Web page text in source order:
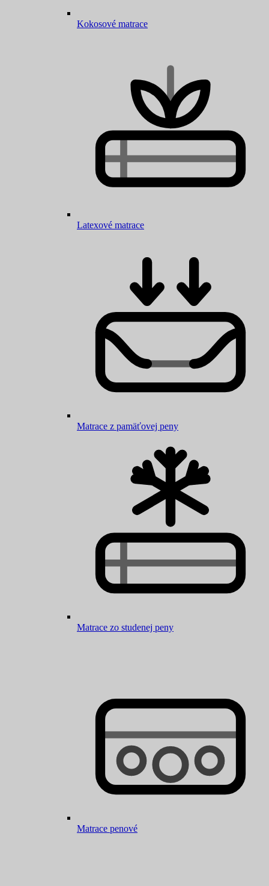
Kokosové matrace
Latexové matrace
Matrace z pamäťovej peny
Matrace zo studenej peny
Matrace penové